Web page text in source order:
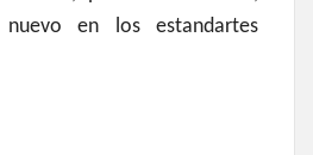
en los estandartes